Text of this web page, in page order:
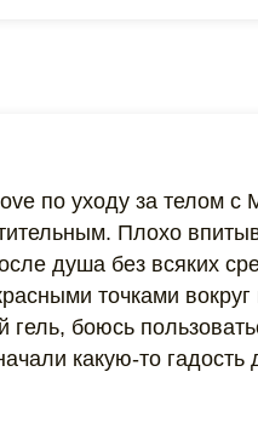
по уходу за
Плохо
душа без всяких
точками вокруг
гель, боюсь
какую-то